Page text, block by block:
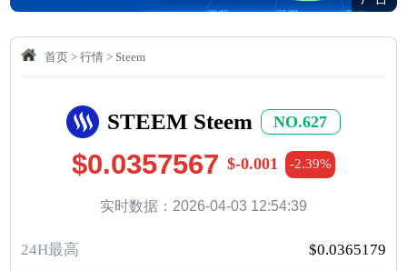
首页> 行情> Steem
STEEM Steem NO.627
$0.0357567 $-0.001 -2.39%
实时数据：2026-04-03 12:54:39
24H最高 $0.0365179